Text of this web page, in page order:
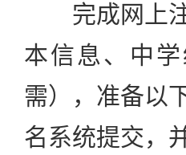
完成网上注
本信息、中
需），准备以
名系统提交，